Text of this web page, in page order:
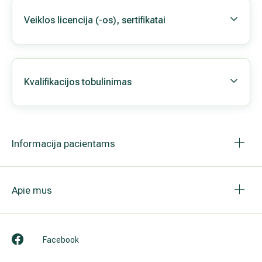
Veiklos licencija (-os), sertifikatai
Kvalifikacijos tobulinimas
Informacija pacientams
Apie mus
Facebook